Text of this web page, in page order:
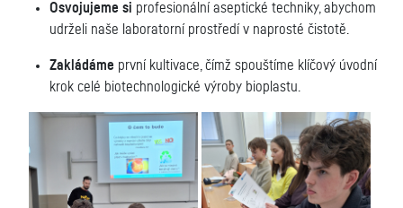
Osvojujeme si profesionální aseptické techniky, abychom
udrželi naše laboratorní prostředí v naprosté čistotě.
Zakládáme první kultivace, čímž spouštíme klíčový úvodní
krok celé biotechnologické výroby bioplastu.